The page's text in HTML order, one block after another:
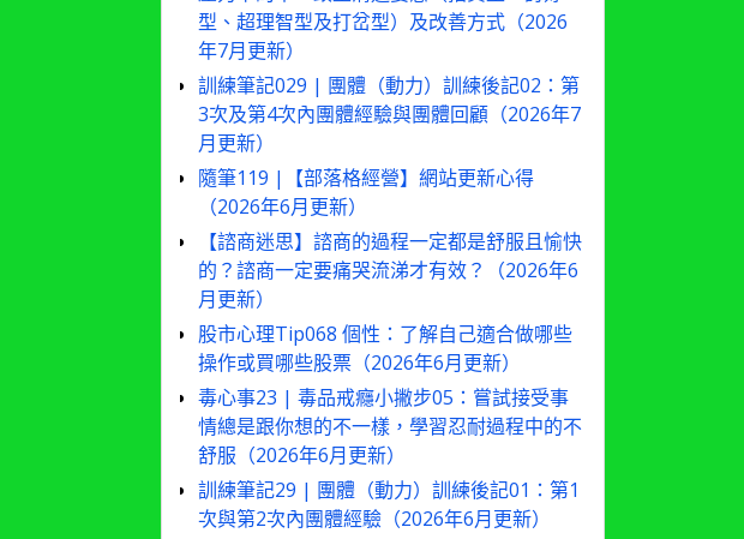
型、超理智型及打岔型）及改善方式（2026
年7月更新）
訓練筆記029 | 團體（動力）訓練後記02：第
3次及第4次內團體經驗與團體回顧（2026年7
月更新）
隨筆119 |【部落格經營】網站更新心得
（2026年6月更新）
【諮商迷思】諮商的過程一定都是舒服且愉快
的？諮商一定要痛哭流涕才有效？（2026年6
月更新）
股市心理Tip068 個性：了解自己適合做哪些
操作或買哪些股票（2026年6月更新）
毒心事23 | 毒品戒癮小撇步05：嘗試接受事
情總是跟你想的不一樣，學習忍耐過程中的不
舒服（2026年6月更新）
訓練筆記29 | 團體（動力）訓練後記01：第1
次與第2次內團體經驗（2026年6月更新）